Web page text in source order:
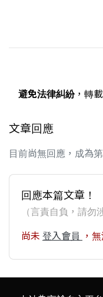
避免法律糾紛，轉
文章回應
目前尚無回應，成為
回應本篇文章！
（言責自負，請勿
尚未 登入會員 ，